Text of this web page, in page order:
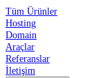
Tüm Ürünler
Hosting
Domain
Araçlar
Referanslar
İletişim